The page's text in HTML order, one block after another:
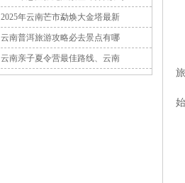
2025年云南芒市勐焕大金塔最新
云南普洱旅游攻略必去景点有哪
云南亲子夏令营最佳路线、云南